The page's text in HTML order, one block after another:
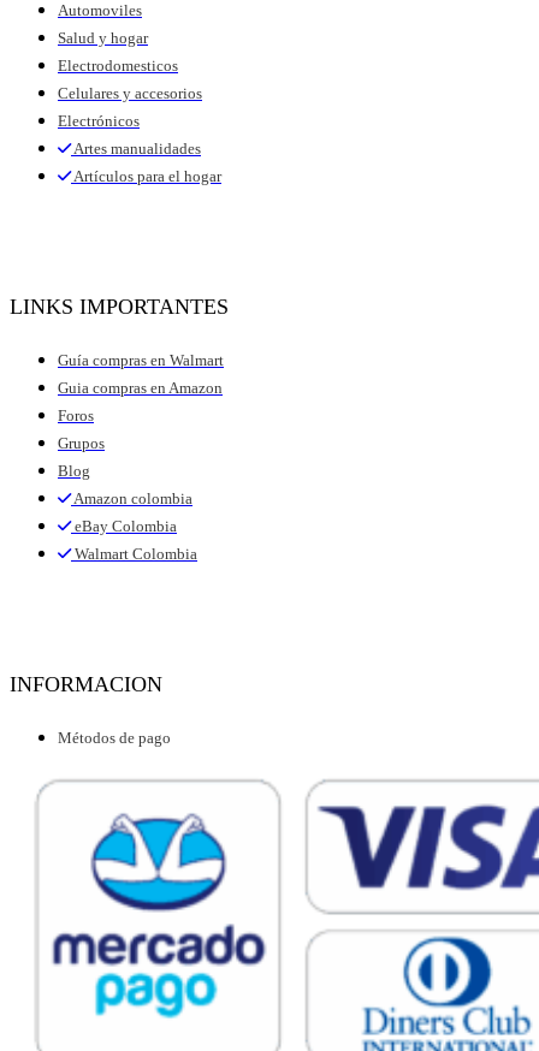
Automoviles
Salud y hogar
Electrodomesticos
Celulares y accesorios
Electrónicos
Artes manualidades
Artículos para el hogar
LINKS IMPORTANTES
Guía compras en Walmart
Guia compras en Amazon
Foros
Grupos
Blog
Amazon colombia
eBay Colombia
Walmart Colombia
INFORMACION
Métodos de pago